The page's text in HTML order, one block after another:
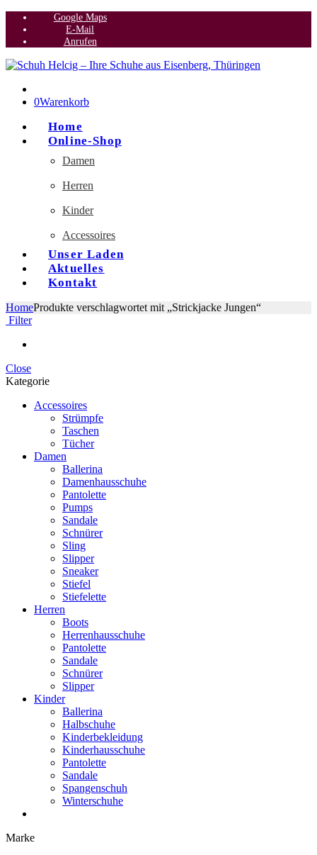
Google Maps
E-Mail
Anrufen
0Warenkorb
Home
Online-Shop
Damen
Herren
Kinder
Accessoires
Unser Laden
Aktuelles
Kontakt
HomeProdukte verschlagwortet mit „Strickjacke Jungen“
Filter
Close
Kategorie
Accessoires
Strümpfe
Taschen
Tücher
Damen
Ballerina
Damenhausschuhe
Pantolette
Pumps
Sandale
Schnürer
Sling
Slipper
Sneaker
Stiefel
Stiefelette
Herren
Boots
Herrenhausschuhe
Pantolette
Sandale
Schnürer
Slipper
Kinder
Ballerina
Halbschuhe
Kinderbekleidung
Kinderhausschuhe
Pantolette
Sandale
Spangenschuh
Winterschuhe
Marke